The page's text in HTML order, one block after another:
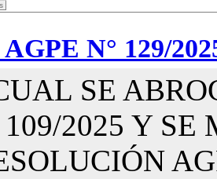
N° 129/
SE
109/2025 Y